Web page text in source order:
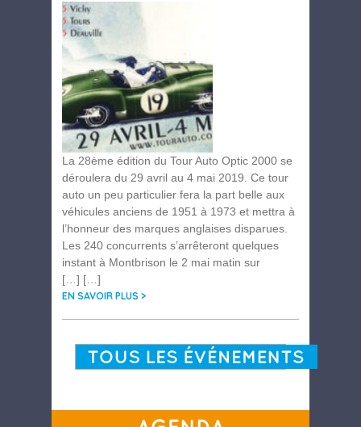
La 28ème édition du Tour Auto Optic 2000 se
déroulera du 29 avril au 4 mai 2019. Ce tour
auto un peu particulier fera la part belle aux
véhicules anciens de 1951 à 1973 et mettra à
l’honneur des marques anglaises disparues.
Les 240 concurrents s’arrêteront quelques
instant à Montbrison le 2 mai matin sur
[…] […]
EN SAVOIR PLUS >